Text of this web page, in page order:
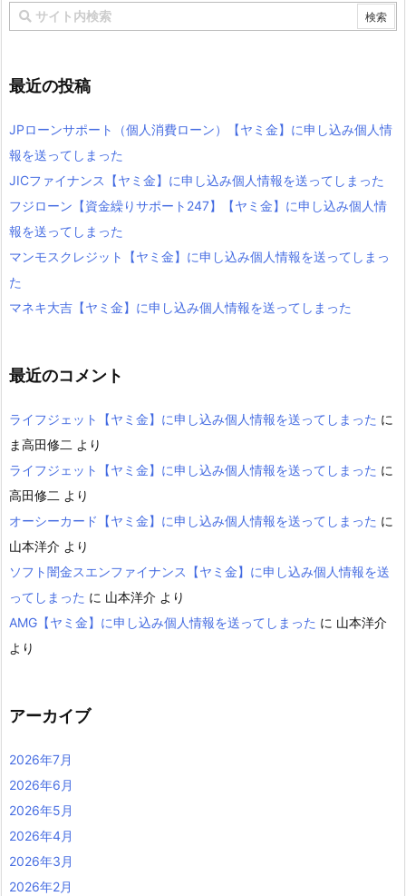
最近の投稿
JPローンサポート（個人消費ローン）【ヤミ金】に申し込み個人情
報を送ってしまった
JICファイナンス【ヤミ金】に申し込み個人情報を送ってしまった
フジローン【資金繰りサポート247】【ヤミ金】に申し込み個人情
報を送ってしまった
マンモスクレジット【ヤミ金】に申し込み個人情報を送ってしまっ
た
マネキ大吉【ヤミ金】に申し込み個人情報を送ってしまった
最近のコメント
ライフジェット【ヤミ金】に申し込み個人情報を送ってしまった に
ま高田修二 より
ライフジェット【ヤミ金】に申し込み個人情報を送ってしまった に
高田修二 より
オーシーカード【ヤミ金】に申し込み個人情報を送ってしまった に
山本洋介 より
ソフト闇金スエンファイナンス【ヤミ金】に申し込み個人情報を送
ってしまった に 山本洋介 より
AMG【ヤミ金】に申し込み個人情報を送ってしまった に 山本洋介
より
アーカイブ
2026年7月
2026年6月
2026年5月
2026年4月
2026年3月
2026年2月